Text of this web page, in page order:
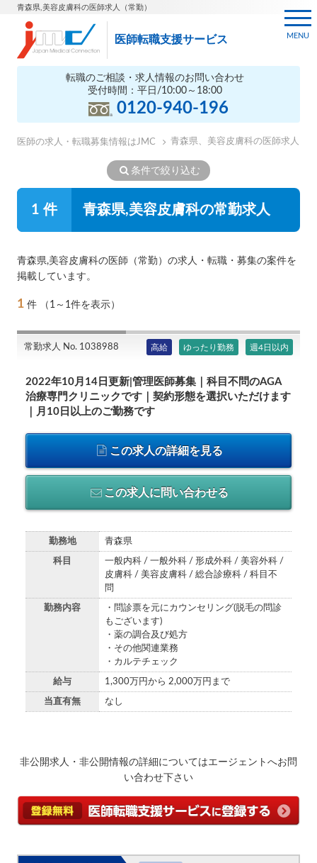
青森県,美容皮膚科の医師求人（常勤）
医師転職支援サービス
転職のご相談・求人情報のお問い合わせ
受付時間：平日/10:00～18:00
0120-940-196
MENU
医師の求人・転職募集情報はJMC 青森県、美容皮膚科の医師求人
条件で絞り込む
1 件 青森県,美容皮膚科の常勤求人
青森県,美容皮膚科の医師（常勤）の求人・転職・募集の案件を
掲載しています。
1 件 （1～1件を表示）
常勤求人 No. 1038988 高給 ゆったり勤務 週4日以内
2022年10月14日更新|管理医師募集｜科目不問のAGA
治療専門クリニックです｜契約形態を選択いただけます
｜月10日以上のご勤務です
この求人の詳細を見る
この求人に問い合わせる
勤務地 青森県
科目
一般内科 / 一般外科 / 形成外科 / 美容外科 /
皮膚科 / 美容皮膚科 / 総合診療科 / 科目不
問
勤務内容
・問診票を元にカウンセリング(脱毛の問診
もございます)
・薬の調合及び処方
・その他関連業務
・カルテチェック
給与 1,300万円から 2,000万円まで
当直有無 なし
非公開求人・非公開情報の詳細についてはエージェントへお問
い合わせ下さい